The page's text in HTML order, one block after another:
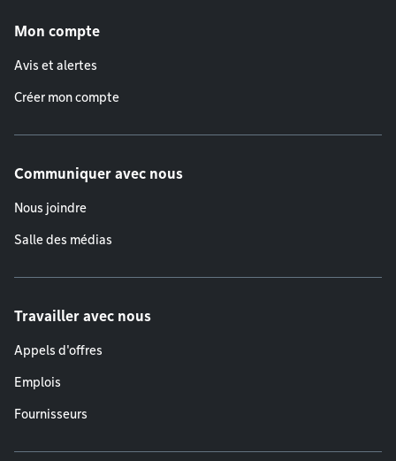
Mon compte
Avis et alertes
Créer mon compte
Communiquer avec nous
Nous joindre
Salle des médias
Travailler avec nous
Appels d'offres
Emplois
Fournisseurs